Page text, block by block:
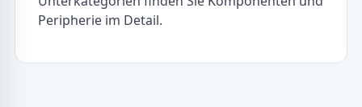
Peripherie im Detail.